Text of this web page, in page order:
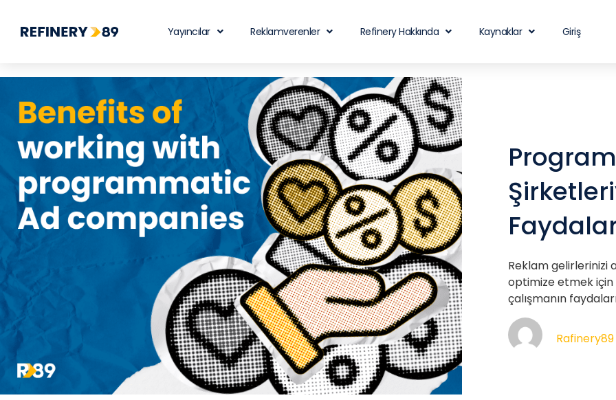
Yayıncılar Reklamverenler Refinery Hakkında Kaynaklar Giriş
Reklam gelirlerinizi
optimize etmek
çalışmanın
Rafinery89